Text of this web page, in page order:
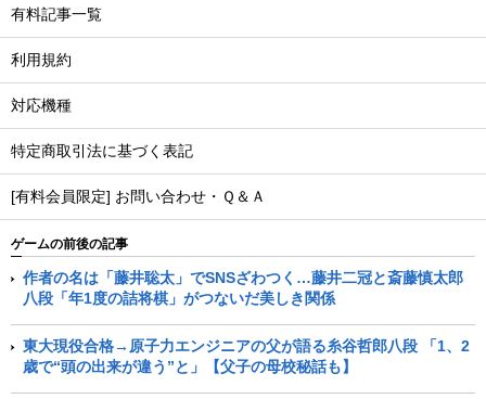
有料記事一覧
利用規約
対応機種
特定商取引法に基づく表記
[有料会員限定] お問い合わせ・Ｑ＆Ａ
ゲームの前後の記事
作者の名は「藤井聡太」でSNSざわつく…藤井二冠と斎藤慎太郎
八段「年1度の詰将棋」がつないだ美しき関係
東大現役合格→原子力エンジニアの父が語る糸谷哲郎八段 「1、2
歳で“頭の出来が違う”と」【父子の母校秘話も】